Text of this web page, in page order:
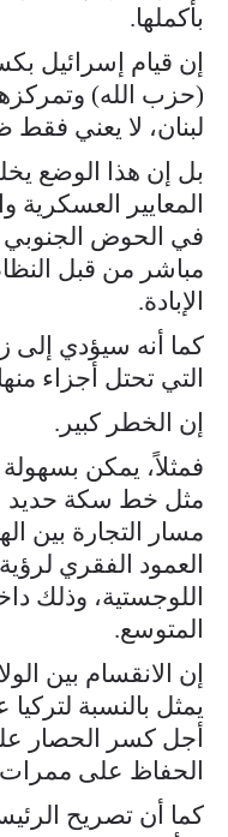
بأكملها.
إن قيام إسرائيل
(حزب الله)
لبنان، لا يعني
بل إن هذا الوضع
المعايير العسكرية
في الحوض
مباشر من قبل
الإبادة.
كما أنه سيؤدي إلى
التي تحتل أجزاء
إن الخطر كبير.
فمثلاً، يمكن
مثل خط سكة حديد
مسار التجارة بين
العمود الفقري
اللوجستية، وذلك
المتوسع.
إن الانقسام بين
يمثل بالنسبة
أجل كسر الحصار
الحفاظ على ممرات
كما أن تصريح